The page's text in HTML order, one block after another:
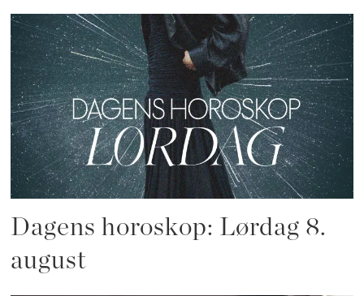
Dagens horoskop: Lørdag 8.
august